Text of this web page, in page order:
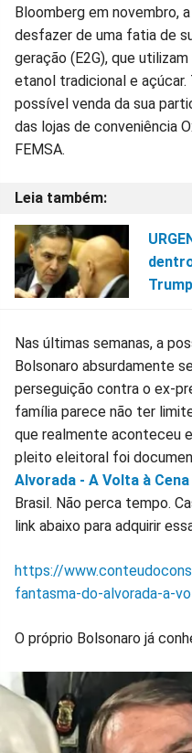
Bloomberg em novembro,
desfazer de uma fatia de
geração (E2G), que
etanol tradicional e
possível venda da sua
das lojas de conveniência
FEMSA.
Trump
Nas últimas semanas, a
Bolsonaro absurdamente
perseguição contra o ex-
família parece não ter
que realmente aconteceu
pleito eleitoral foi
Alvorada - A Volta à
Brasil. Não perca tempo.
link abaixo para adquirir
https://
fantasma-do-alvorada-a-
O próprio Bolsonaro já